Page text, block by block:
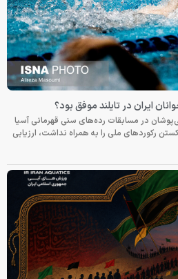
ایران در تایلند موفق بود؟
در مسابقات رده‌های سنی قهرمانی آسیا
شکستن رکوردهای ملی را به همراه نداشت، ارزیابی